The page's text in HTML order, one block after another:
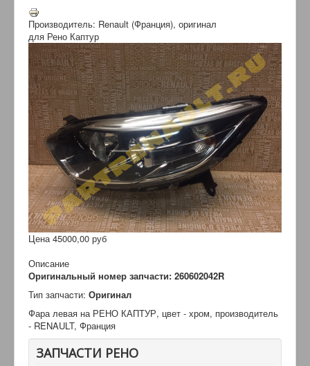
Производитель: Renault (Франция), оригинал
для Рено Каптур
Цена45000,00 руб
Описание
Оригинальный номер запчасти: 260602042R
Тип запчаcти: Оригинал
Фара левая на РЕНО КАПТУР, цвет - хром, производитель
- RENAULT, Франция
ЗАПЧАСТИ РЕНО